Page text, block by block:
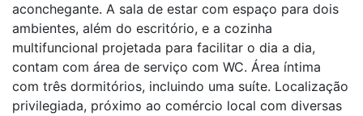
aconchegante. A sala de estar com espaço para dois
ambientes, além do escritório, e a cozinha
multifuncional projetada para facilitar o dia a dia,
contam com área de serviço com WC. Área íntima
com três dormitórios, incluindo uma suíte. Localização
privilegiada, próximo ao comércio local com diversas